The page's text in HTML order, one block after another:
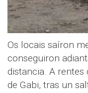
Os locais saíron
conseguiron
distancia. A
de Gabi, tras un